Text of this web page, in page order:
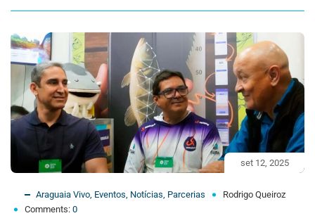
set 12, 2025
Araguaia Vivo, Eventos, Notícias, Parcerias
Rodrigo Queiroz
Comments: 0